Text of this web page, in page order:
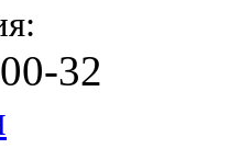
32